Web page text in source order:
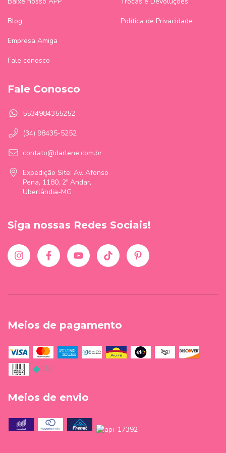
Blog
Empresa Amiga
Fale conosco
Política de Privacidade
Fale Conosco
5534984355252
(34) 98435-5252
contato@darlene.com.br
Expedição Site: Av. Afonso
Pena, 1180, 2º Andar,
Uberlândia-MG
Siga nossas Redes Sociais!
Meios de pagamento
Meios de envio